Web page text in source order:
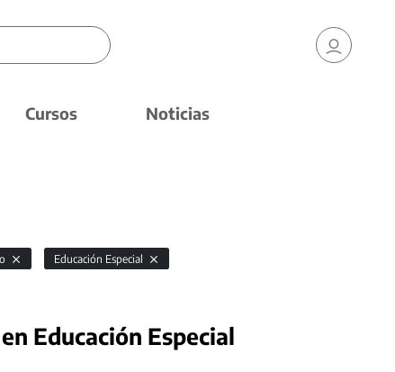
Cursos Noticias
Educación Especial
Educación Especial